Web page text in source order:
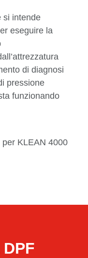
si intende
eseguire la
di diagnosi
pressione
funzionando
KLEAN 4000
DPF